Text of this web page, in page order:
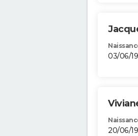
03/06/
20/06/